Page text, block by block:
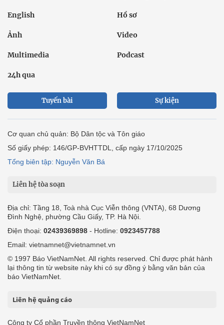
English Hồ sơ
Ảnh Video
Multimedia Podcast
24h qua
Tuyến bài Sự kiện
Cơ quan chủ quản: Bộ Dân tộc và Tôn giáo
Số giấy phép: 146/GP-BVHTTDL, cấp ngày 17/10/2025
Tổng biên tập: Nguyễn Văn Bá
Liên hệ tòa soạn
Địa chỉ: Tầng 18, Toà nhà Cục Viễn thông (VNTA), 68 Dương
Đình Nghệ, phường Cầu Giấy, TP. Hà Nội.
Điện thoại: 02439369898 - Hotline: 0923457788
Email: vietnamnet@vietnamnet.vn
© 1997 Báo VietNamNet. All rights reserved. Chỉ được phát hành
lại thông tin từ website này khi có sự đồng ý bằng văn bản của
báo VietNamNet.
Liên hệ quảng cáo
Công ty Cổ phần Truyền thông VietNamNet